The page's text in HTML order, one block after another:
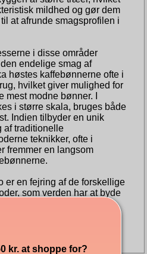
mildhed og gør dem
at afrunde smagsprofilen i
i disse områder
endelige smag af
høstes kaffebønnerne ofte i
hvilket giver mulighed for
modne bønner. I
i større skala, bruges både
Indien tilbyder en unik
af traditionelle
teknikker, ofte i
fremmer en langsom
er en fejring af de forskellige
som verden har at byde
fra disse forskellige
Kahls en enestående
virksomhedens
i kaffebranchen.
kr. at shoppe for?